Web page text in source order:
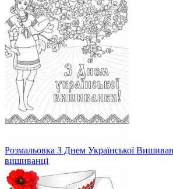
Розмальовка З Днем Української
вишиванці